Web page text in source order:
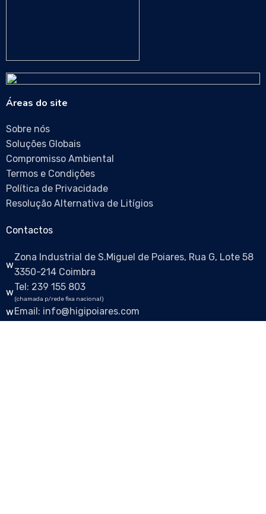
Áreas do site
Sobre nós
Soluções Globais
Compromisso Ambiental
Termos e Condições
Política de Privacidade
Resolução Alternativa de Litígios
Contactos
Zona Industrial de S.Miguel de Poiares, Rua G, Lote 58
3350-214 Coimbra
Tel: 239 155 803
(chamada p/rede fixa nacional)
Email: info@higipoiares.com